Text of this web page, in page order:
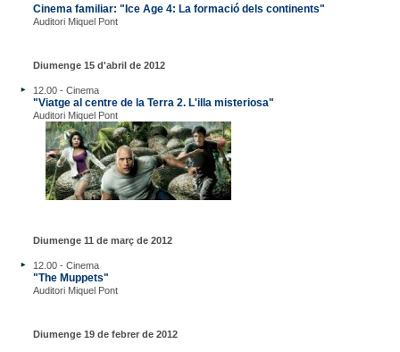
Cinema familiar: "Ice Age 4: La formació dels continents"
Auditori Miquel Pont
Diumenge 15 d'abril de 2012
12.00 - Cinema
"Viatge al centre de la Terra 2. L'illa misteriosa"
Auditori Miquel Pont
Diumenge 11 de març de 2012
12.00 - Cinema
"The Muppets"
Auditori Miquel Pont
Diumenge 19 de febrer de 2012